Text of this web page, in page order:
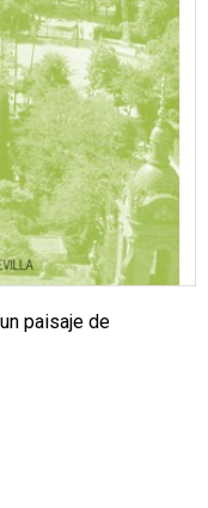
paisaje de